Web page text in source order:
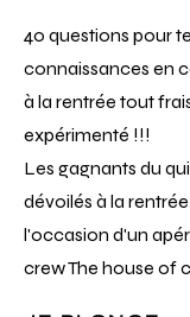
40 questions pour
connaissances en
à la rentrée tout
expérimenté !!!
Les gagnants du
dévoilés à la
l'occasion d'un
crew The house of